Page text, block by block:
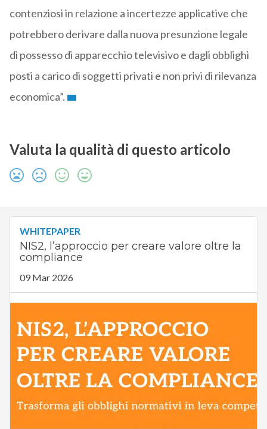
contenziosi in relazione a incertezze applicative che
potrebbero derivare dalla nuova presunzione legale
di possesso di apparecchio televisivo e dagli obblighi
posti a carico di soggetti privati e non privi di rilevanza
economica”.
Valuta la qualità di questo articolo
WHITEPAPER
NIS2, l’approccio per creare valore oltre la
compliance
09 Mar 2026